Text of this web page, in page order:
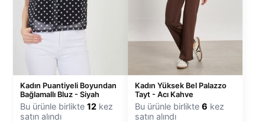
Kadın Puantiyeli Boyundan
Bağlamallı Bluz - Siyah
Bu ürünle birlikte 12 kez
satın alındı
Kadın Yüksek Bel Palazzo
Tayt - Acı Kahve
Bu ürünle birlikte 6 kez
satın alındı